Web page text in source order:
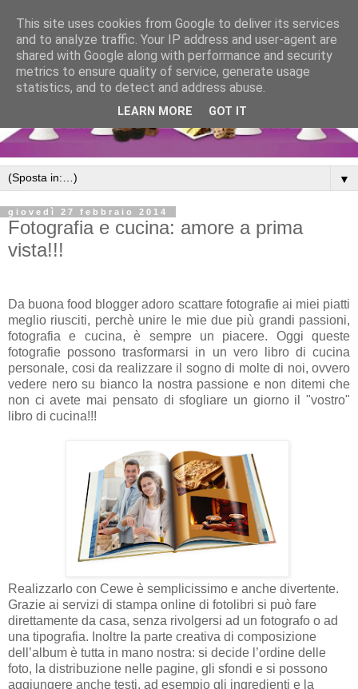
▼
giovedì 27 febbraio 2014
Fotografia e cucina: amore a prima
vista!!!
Da buona food blogger adoro scattare fotografie ai miei piatti
meglio riusciti, perchè unire le mie due più grandi passioni,
fotografia e cucina, è sempre un piacere. Oggi queste
fotografie possono trasformarsi in un vero libro di cucina
personale, cosi da realizzare il sogno di molte di noi, ovvero
vedere nero su bianco la nostra passione e non ditemi che
non ci avete mai pensato di sfogliare un giorno il "vostro"
libro di cucina!!!
Realizzarlo con Cewe è semplicissimo e anche divertente.
Grazie ai servizi di stampa online di fotolibri si può fare
direttamente da casa, senza rivolgersi ad un fotografo o ad
una tipografia. Inoltre la parte creativa di composizione
dell’album è tutta in mano nostra: si decide l’ordine delle
foto, la distribuzione nelle pagine, gli sfondi e si possono
aggiungere anche testi, ad esempio gli ingredienti e la
This site uses cookies from Google to deliver its services
and to analyze traffic. Your IP address and user-agent are
shared with Google along with performance and security
metrics to ensure quality of service, generate usage
statistics, and to detect and address abuse.
LEARN MORE GOT IT